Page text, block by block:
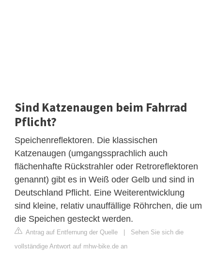
Sind Katzenaugen beim Fahrrad
Pflicht?
Speichenreflektoren. Die klassischen
Katzenaugen (umgangssprachlich auch
flächenhafte Rückstrahler oder Retroreflektoren
genannt) gibt es in Weiß oder Gelb und sind in
Deutschland Pflicht. Eine Weiterentwicklung
sind kleine, relativ unauffällige Röhrchen, die um
die Speichen gesteckt werden.
Antrag auf Entfernung der Quelle | Sehen Sie sich die
vollständige Antwort auf mhw-bike.de an